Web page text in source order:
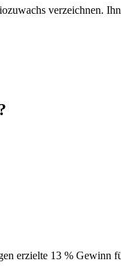
verzeichnen.
erzielte 13 % Gewinn